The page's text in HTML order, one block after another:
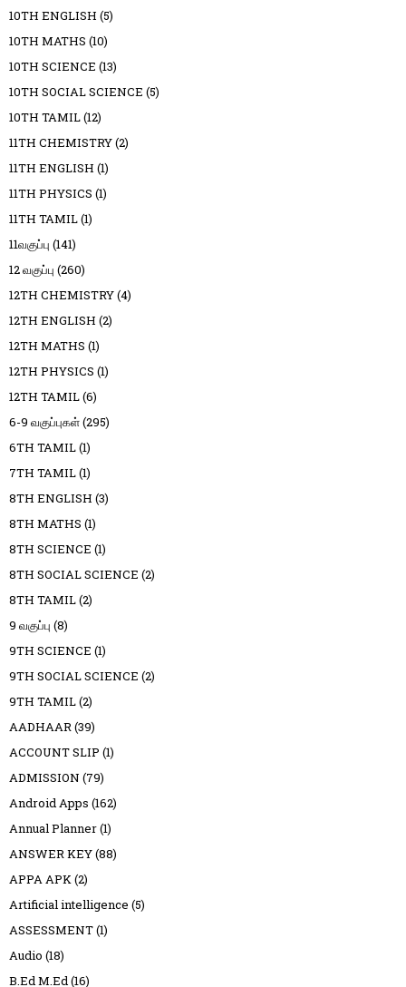
10TH ENGLISH (5)
10TH MATHS (10)
10TH SCIENCE (13)
10TH SOCIAL SCIENCE (5)
10TH TAMIL(12)
11TH CHEMISTRY(2)
11TH ENGLISH (1)
11TH PHYSICS (1)
11TH TAMIL(1)
11வகுப்பு (141)
12 வகுப்பு (260)
12TH CHEMISTRY(4)
12TH ENGLISH (2)
12TH MATHS (1)
12TH PHYSICS (1)
12TH TAMIL(6)
6-9 வகுப்புகள்(295)
6TH TAMIL(1)
7TH TAMIL(1)
8TH ENGLISH (3)
8TH MATHS (1)
8TH SCIENCE (1)
8TH SOCIAL SCIENCE (2)
8TH TAMIL(2)
9 வகுப்பு (8)
9TH SCIENCE (1)
9TH SOCIAL SCIENCE (2)
9TH TAMIL(2)
AADHAAR(39)
ACCOUNT SLIP (1)
ADMISSION (79)
Android Apps (162)
Annual Planner(1)
ANSWER KEY(88)
APPA APK(2)
Artificial intelligence (5)
ASSESSMENT(1)
Audio (18)
B.Ed M.Ed(16)